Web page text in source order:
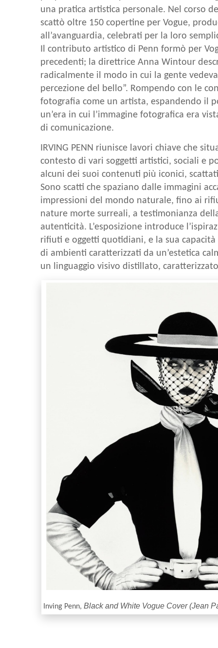
una pratica artistica personale. Nel corso
scattò oltre 150 copertine per Vogue,
all’avanguardia, celebrati per la loro
Il contributo artistico di Penn formò per
precedenti; la direttrice Anna Wintour
radicalmente il modo in cui la gente
percezione del bello”. Rompendo con le
fotografia come un artista, espandendo il
un’era in cui l’immagine fotografica era
di comunicazione.
IRVING PENN riunisce lavori chiave che
contesto di vari soggetti artistici, sociali e
alcuni dei suoi contenuti più iconici,
Sono scatti che spaziano dalle immagini
impressioni del mondo naturale, fino ai
nature morte surreali, a testimonianza
autenticità. L’esposizione introduce
rifiuti e oggetti quotidiani, e la sua
di ambienti caratterizzati da un’estetica
un linguaggio visivo distillato,
Inving Penn,Black and White Vogue Cover (Jean